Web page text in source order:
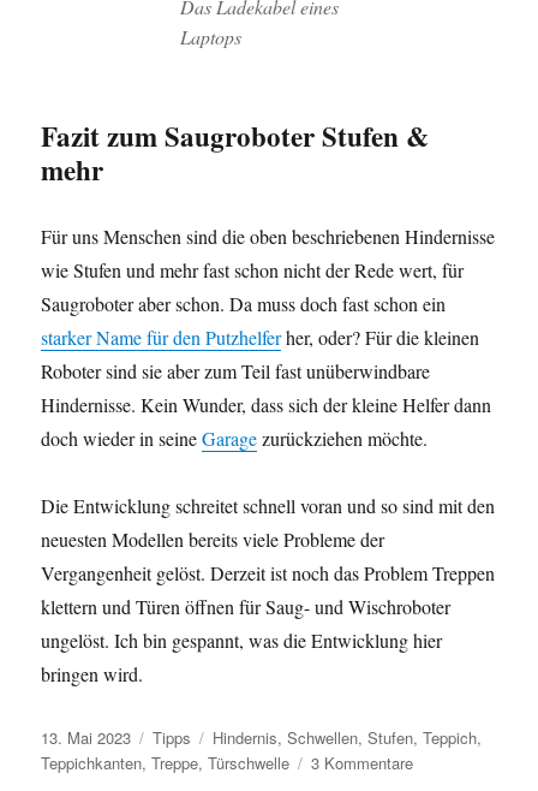
Das Ladekabel eines
Laptops
Fazitzum Saugroboter Stufen &
mehr
Für uns Menschen sind die oben beschriebenen Hindernisse
wie Stufen und mehr fast schon nicht der Rede wert, für
Saugroboter aber schon. Da muss doch fast schon ein
starker Name für den Putzhelferher, oder? Für die kleinen
Roboter sind sie aber zum Teil fast unüberwindbare
Hindernisse. Kein Wunder, dass sich der kleine Helfer dann
doch wieder in seineGaragezurückziehen möchte.
Die Entwicklung schreitet schnell voran und so sind mit den
neuesten Modellen bereits viele Probleme der
Vergangenheit gelöst. Derzeit ist noch das Problem Treppen
klettern und Türen öffnen für Saug- und Wischroboter
ungelöst. Ich bin gespannt, was die Entwicklung hier
bringen wird.
Veröffentlicht
am
13. Mai 2023 Kategorien
Tipps Schlagwörter
Hindernis,Schwellen,Stufen,Teppich,
Teppichkanten,Treppe,Türschwelle 3 Kommentarezu